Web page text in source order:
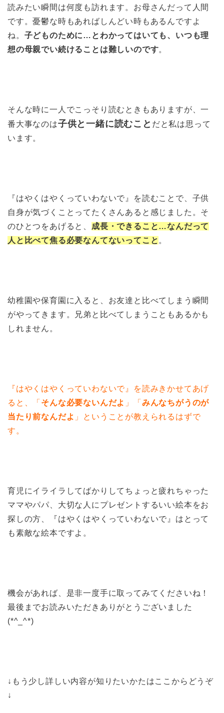
読みたい瞬間は何度も訪れます。お母さんだって人間
です。憂鬱な時もあればしんどい時もあるんですよ
ね。 子どものために…とわかってはいても、いつも理
想の母親でい続けることは難しいのです。
そんな時に一人でこっそり読むときもありますが、一
番大事なのは子供と一緒に読むこと だと私は思って
います。
『はやくはやくっていわないで』を読むことで、子供
自身が気づくことってたくさんあると感じました。そ
のひとつをあげると、 成長・できること…なんだって
人と比べて焦る必要なんてないってこと 。
幼稚園や保育園に入ると、お友達と比べてしまう瞬間
がやってきます。兄弟と比べてしまうこともあるかも
しれません。
『はやくはやくっていわないで』を読みきかせてあげ
ると、「 そんな必要ないんだよ 」「 みんなちがうのが
当たり前なんだよ 」ということが教えられるはずで
す。
育児にイライラしてばかりしてちょっと疲れちゃった
ママやパパ、大切な人にプレゼントするいい絵本をお
探しの方、『はやくはやくっていわないで』はとって
も素敵な絵本ですよ。
機会があれば、是非一度手に取ってみてくださいね！
最後までお読みいただきありがとうございました
(*^_^*)
↓もう少し詳しい内容が知りたいかたはここからどうぞ
↓